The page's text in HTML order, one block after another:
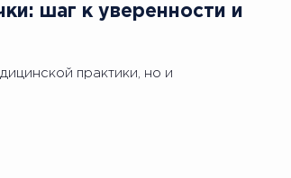
шаг к уверенности и
практики, но и